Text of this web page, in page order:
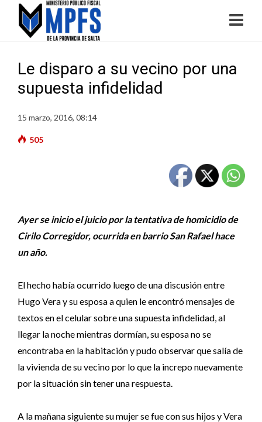
Le disparo a su vecino por una
supuesta infidelidad
15 marzo, 2016, 08:14
505
Ayer se inicio el juicio por la tentativa de homicidio de
Cirilo Corregidor, ocurrida en barrio San Rafael hace
un año.
El hecho había ocurrido luego de una discusión entre
Hugo Vera y su esposa a quien le encontró mensajes de
textos en el celular sobre una supuesta infidelidad, al
llegar la noche mientras dormían, su esposa no se
encontraba en la habitación y pudo observar que salía de
la vivienda de su vecino por lo que la increpo nuevamente
por la situación sin tener una respuesta.
A la mañana siguiente su mujer se fue con sus hijos y Vera